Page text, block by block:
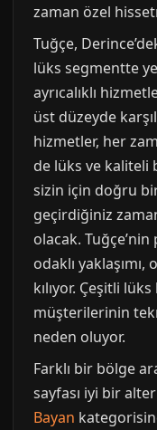
zaman özel
Tuğçe,
lüks segmentte
ayrıcalıklı
üst düzeyde
hizmetler, her
de lüks ve kaliteli
sizin için doğru
geçirdiğiniz
olacak.
odaklı
kılıyor. Çeşitli
müşterilerinin
neden oluyor.
Farklı bir bölge
sayfası iyi bir
Bayan